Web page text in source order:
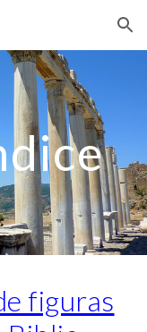
Skip to navigation
figuras